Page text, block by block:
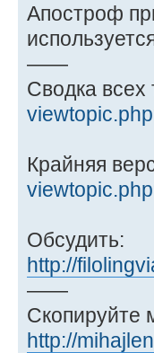
Апостроф
——
Сводка всех
Крайняя
Обсудить:
http://
——
Скопируйте
http://